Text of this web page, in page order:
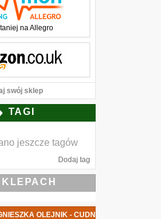
na Allegro
swój sklep
TAGI
jeszcze tagów
Dodaj tag
OLEJNIK - CUDNE MANOWCE